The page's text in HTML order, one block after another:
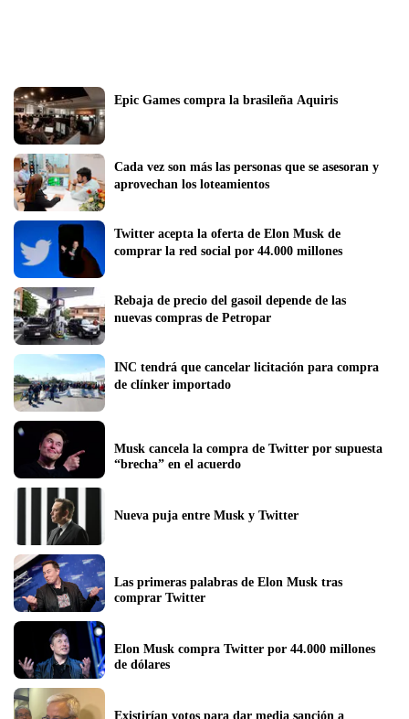
Epic Games compra la brasileña Aquiris
Cada vez son más las personas que se asesoran y
aprovechan los loteamientos
Twitter acepta la oferta de Elon Musk de
comprar la red social por 44.000 millones
Rebaja de precio del gasoil depende de las
nuevas compras de Petropar
INC tendrá que cancelar licitación para compra
Musk cancela la compra de Twitter por supuesta
“brecha” en el acuerdo
Nueva puja entre Musk y Twitter
Las primeras palabras de Elon Musk tras
comprar Twitter
Elon Musk compra Twitter por 44.000 millones
de dólares
Existirían votos para dar media sanción a